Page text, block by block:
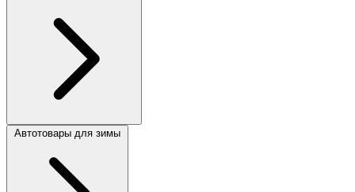
Автотовары для зимы